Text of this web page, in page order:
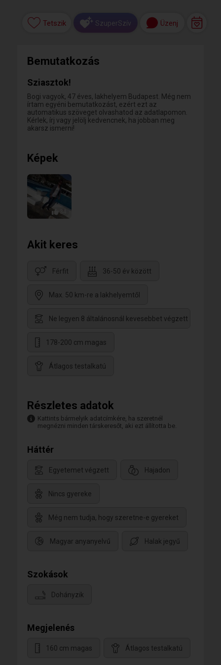
Tetszik SzuperSzív Üzenj
Bemutatkozás
Sziasztok!
Bogi vagyok, 47 éves, lakhelyem Budapest. Még nem
írtam egyéni bemutatkozást, ezért ezt az
automatikus szöveget olvashatod az adatlapomon.
Kérlek, írj vagy jelölj kedvencnek, ha jobban meg
akarsz ismerni!
Képek
Akit keres
Férfit 36-50 év között
Max. 50 km-re a lakhelyemtől
Ne legyen 8 általánosnál kevesebbet végzett
178-200 cm magas
Átlagos testalkatú
Részletes adatok
Kattints bármelyik adatcímkére, ha szeretnél
megnézni minden társkeresőt, aki ezt állította be.
Háttér
Egyetemet végzett Hajadon
Nincs gyereke
Még nem tudja, hogy szeretne-e gyereket
Magyar anyanyelvű Halak jegyű
Szokások
Dohányzik
Megjelenés
160 cm magas Átlagos testalkatú